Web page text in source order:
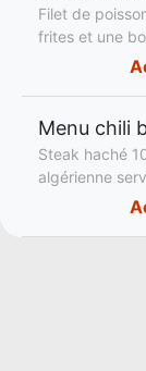
Filet de
frites et une
Menu chili
Steak haché
algérienne